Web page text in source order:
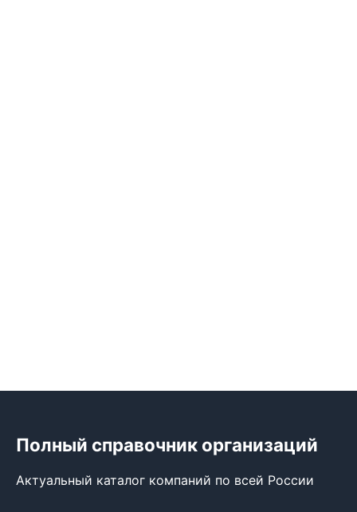
Полный справочник организаций
Актуальный каталог компаний по всей России